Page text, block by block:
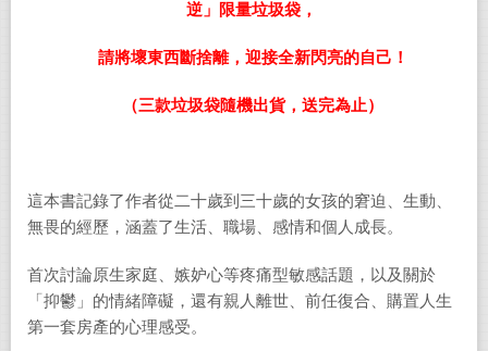
逆」限量垃圾袋，
請將壞東西斷捨離，迎接全新閃亮的自己！
（三款垃圾袋隨機出貨，送完為止）
這本書記錄了作者從二十歲到三十歲的女孩的窘迫、生動、
無畏的經歷，涵蓋了生活、職場、感情和個人成長。
首次討論原生家庭、嫉妒心等疼痛型敏感話題，以及關於
「 抑鬱 」的情緒障礙，還有親人離世、前任復合、購置人生
第一套房產的心理感受。